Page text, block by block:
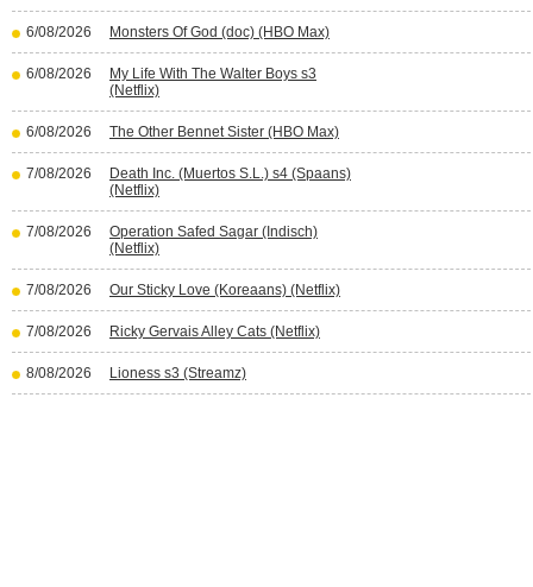
6/08/2026 Monsters Of God (doc) (HBO Max)
6/08/2026
My Life With The Walter Boys s3
(Netflix)
6/08/2026 The Other Bennet Sister (HBO Max)
7/08/2026
Death Inc. (Muertos S.L.) s4 (Spaans)
(Netflix)
7/08/2026
Operation Safed Sagar (Indisch)
(Netflix)
7/08/2026 Our Sticky Love (Koreaans) (Netflix)
7/08/2026 Ricky Gervais Alley Cats (Netflix)
8/08/2026 Lioness s3 (Streamz)